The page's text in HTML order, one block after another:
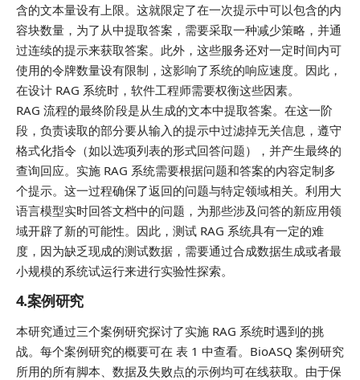
含的文本量设有上限。这就限定了在一次提示中可以包含的内
容块数量，为了从中提取答案，需要采取一种减少策略，并通
过连续的提示来获取答案。此外，这些服务还对一定时间内可
使用的令牌数量设有限制，这影响了系统的响应速度。因此，
在设计 RAG 系统时，软件工程师需要权衡这些因素。
RAG 流程的最终阶段是从生成的文本中提取答案。在这一阶
段，负责读取的部分要从输入的提示中过滤掉无关信息，遵守
格式化指令（如以选项列表的形式回答问题），并产生最终的
查询回应。实施 RAG 系统需要根据问题和答案的内容定制多
个提示。这一过程确保了返回的问题与特定领域相关。利用大
语言模型实时回答文档中的问题，为那些涉及问答的新应用领
域开辟了新的可能性。因此，测试 RAG 系统具有一定的难
度，因为缺乏现成的测试数据，需要通过合成数据生成或者最
小规模的系统试运行来进行实验性探索。
4.案例研究
本研究通过三个案例研究探讨了实施 RAG 系统时遇到的挑
战。每个案例研究的概要可在 表 1 中查看。BioASQ 案例研究
所用的所有脚本、数据及失败点的示例均可在线获取。由于保